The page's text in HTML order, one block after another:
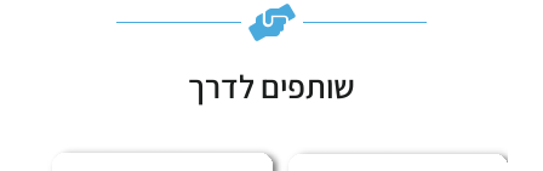
שותפים לדרך